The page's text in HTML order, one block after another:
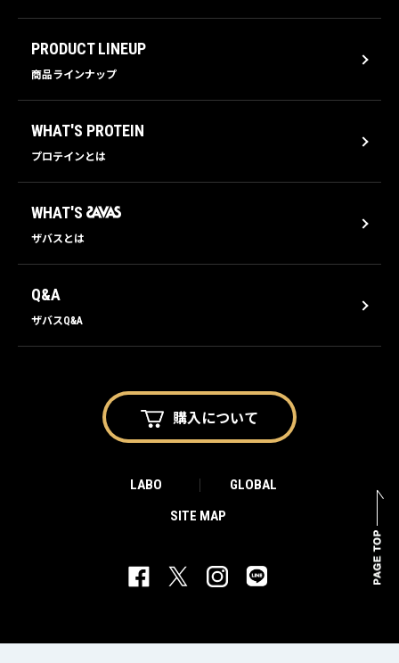
PRODUCT LINEUP
商品ラインナップ
WHAT'S PROTEIN
プロテインとは
WHAT'S
ザバスとは
Q&A
ザバスQ&A
購入について
LABO
GLOBAL
SITE MAP